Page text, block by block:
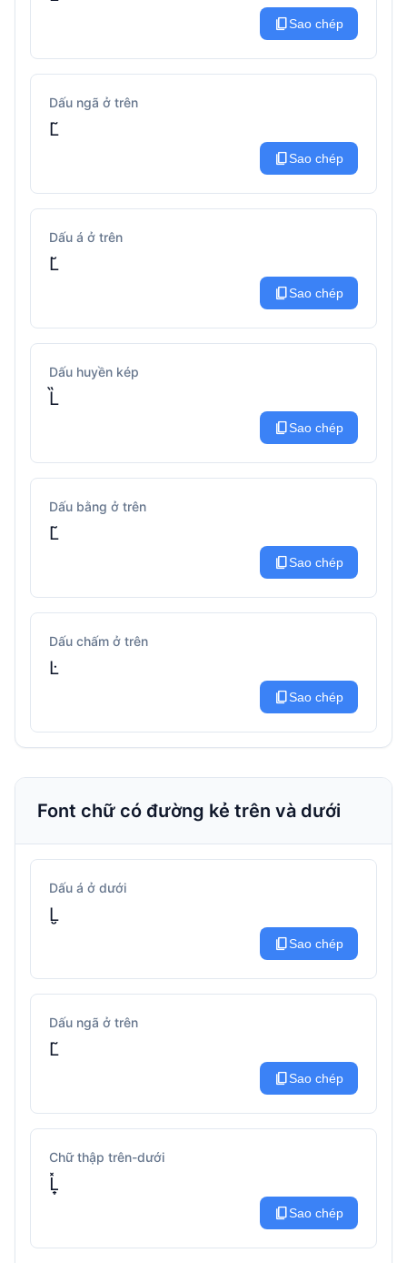
content_copySao chép
Dấu ngã ở trên
L̃
content_copySao chép
Dấu á ở trên
L̆
content_copySao chép
Dấu huyền kép
L̏
content_copySao chép
Dấu bằng ở trên
L͂
content_copySao chép
Dấu chấm ở trên
L̇
content_copySao chép
Font chữ có đường kẻ trên và dưới
Dấu á ở dưới
L̮
content_copySao chép
Dấu ngã ở trên
L̃
content_copySao chép
Chữ thập trên-dưới
L̟̽
content_copySao chép